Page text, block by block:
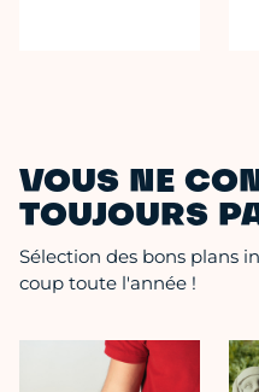
VOUS NE
TOUJOURS
Sélection des bons plans
coup toute l'année !